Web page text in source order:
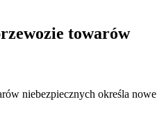
towarów
niebezpiecznych określa nowe